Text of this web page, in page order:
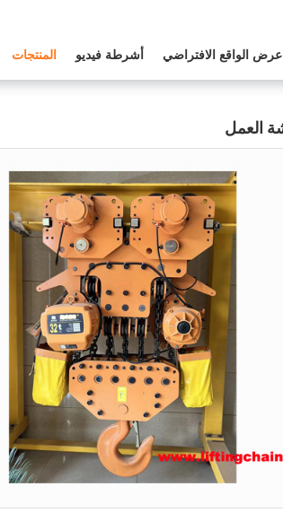
المنتجات أشرطة فيديو عرض الواقع الافتراضي